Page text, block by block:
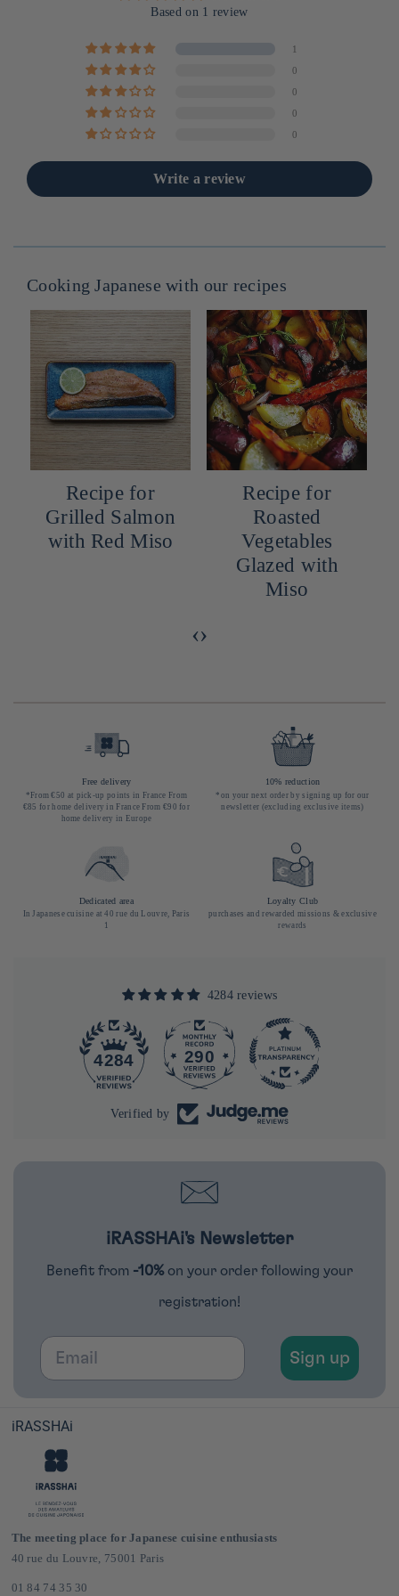
Based on 1 review
1
0
0
0
0
Write a review
Cooking Japanese with our recipes
Recipe for
Grilled Salmon
with Red Miso
Recipe for
Roasted
Vegetables
Glazed with
Miso
‹›
Free delivery
*From €50 at pick-up points in France From
€85 for home delivery in France From €90 for
home delivery in Europe
10% reduction
*on your next order by signing up for our
newsletter (excluding exclusive items)
Dedicated area
In Japanese cuisine at 40 rue du Louvre, Paris
1
Loyalty Club
purchases and rewarded missions & exclusive
rewards
4284 reviews
4284 290
Verified by
iRASSHAi's Newsletter
Benefit from -10% on your order following your
registration!
Email
Sign up
iRASSHAi
The meeting place for Japanese cuisine enthusiasts
40 rue du Louvre, 75001 Paris
01 84 74 35 30